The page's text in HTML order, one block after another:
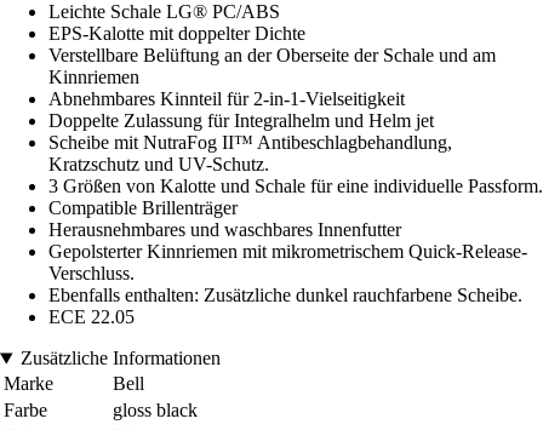
Leichte Schale LG® PC/ABS
EPS-Kalotte mit doppelter Dichte
Verstellbare Belüftung an der Oberseite der Schale und am
Kinnriemen
Abnehmbares Kinnteil für 2-in-1-Vielseitigkeit
Doppelte Zulassung für Integralhelm und Helm jet
Scheibe mit NutraFog II™ Antibeschlagbehandlung,
Kratzschutz und UV-Schutz.
3 Größen von Kalotte und Schale für eine individuelle Passform.
Compatible Brillenträger
Herausnehmbares und waschbares Innenfutter
Gepolsterter Kinnriemen mit mikrometrischem Quick-Release-
Verschluss.
Ebenfalls enthalten: Zusätzliche dunkel rauchfarbene Scheibe.
ECE 22.05
Zusätzliche Informationen
Marke
Bell
Farbe
gloss black